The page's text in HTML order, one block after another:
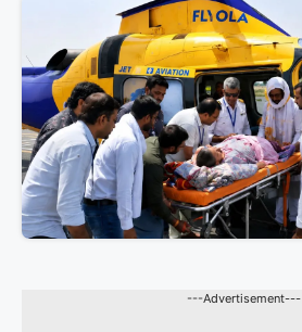
---Advertisement---